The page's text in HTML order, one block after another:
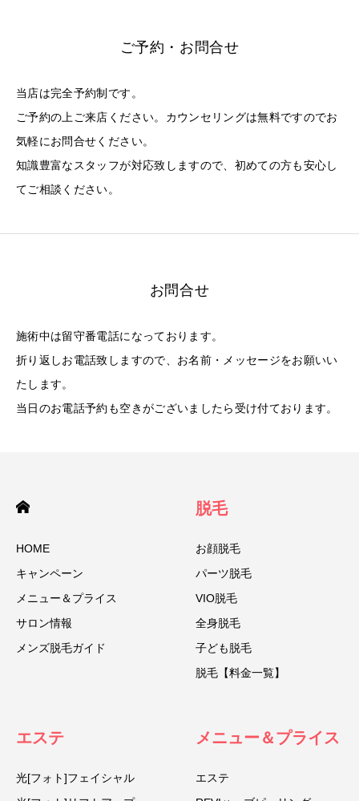
ご予約・お問合せ
当店は完全予約制です。
ご予約の上ご来店ください。カウンセリングは無料ですのでお
気軽にお問合せください。
知識豊富なスタッフが対応致しますので、初めての方も安心し
てご相談ください。
お問合せ
施術中は留守番電話になっております。
折り返しお電話致しますので、お名前・メッセージをお願いい
たします。
当日のお電話予約も空きがございましたら受け付ております。
HOME
キャンペーン
メニュー＆プライス
サロン情報
メンズ脱毛ガイド
脱毛
お顔脱毛
パーツ脱毛
VIO脱毛
全身脱毛
子ども脱毛
脱毛【料金一覧】
エステ
光[フォト]フェイシャル
メニュー＆プライス
エステ